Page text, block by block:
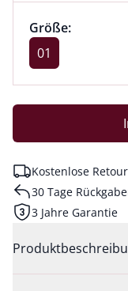
Größenauswahl:
Größe:
Größe 01
01
Kostenlose
30 Tage
3 Jahre Garantie